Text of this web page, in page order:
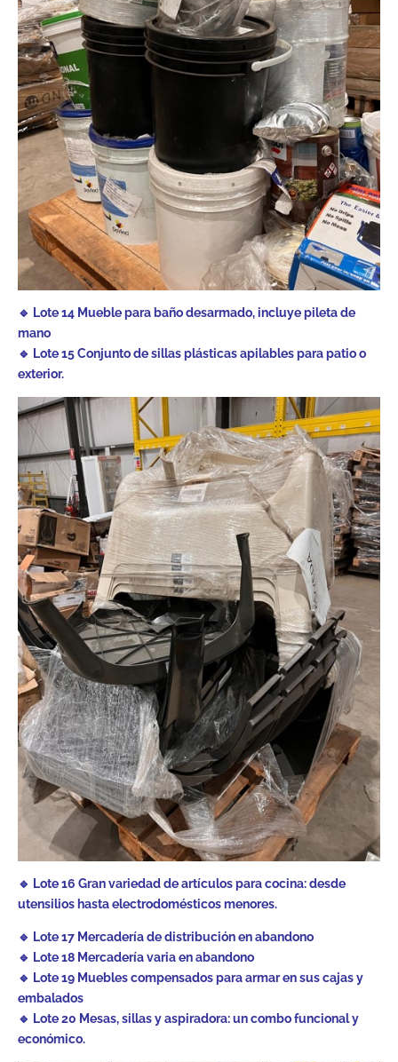
🔹 Lote 14 Mueble para baño desarmado, incluye pileta de
mano
🔹 Lote 15 Conjunto de sillas plásticas apilables para patio o
exterior.
🔹 Lote 16 Gran variedad de artículos para cocina: desde
utensilios hasta electrodomésticos menores.
🔹 Lote 17 Mercadería de distribución en abandono
🔹 Lote 18 Mercadería varia en abandono
🔹 Lote 19 Muebles compensados para armar en sus cajas y
embalados
🔹 Lote 20 Mesas, sillas y aspiradora: un combo funcional y
económico.